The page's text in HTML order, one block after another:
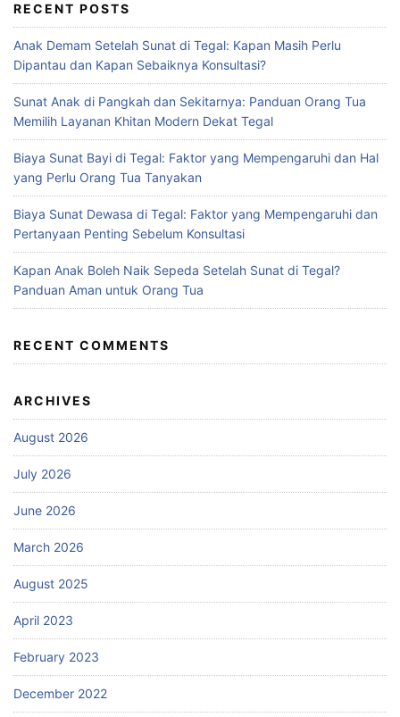
RECENT POSTS
Anak Demam Setelah Sunat di Tegal: Kapan Masih Perlu
Dipantau dan Kapan Sebaiknya Konsultasi?
Sunat Anak di Pangkah dan Sekitarnya: Panduan Orang Tua
Memilih Layanan Khitan Modern Dekat Tegal
Biaya Sunat Bayi di Tegal: Faktor yang Mempengaruhi dan Hal
yang Perlu Orang Tua Tanyakan
Biaya Sunat Dewasa di Tegal: Faktor yang Mempengaruhi dan
Pertanyaan Penting Sebelum Konsultasi
Kapan Anak Boleh Naik Sepeda Setelah Sunat di Tegal?
Panduan Aman untuk Orang Tua
RECENT COMMENTS
ARCHIVES
August 2026
July 2026
June 2026
March 2026
August 2025
April 2023
February 2023
December 2022